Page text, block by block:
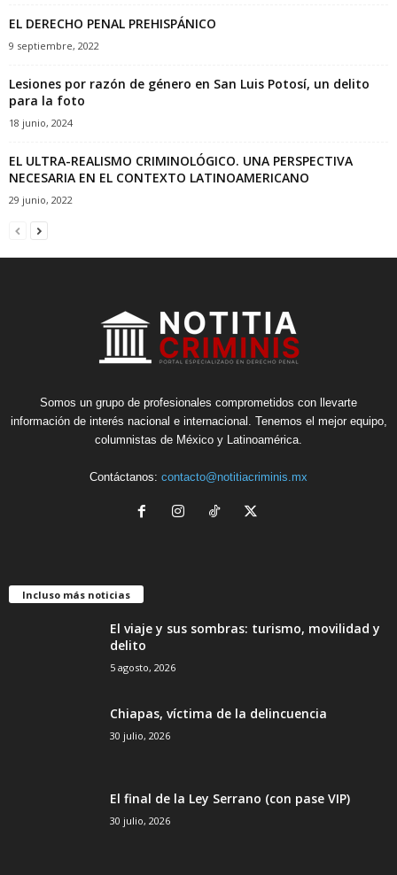
EL DERECHO PENAL PREHISPÁNICO
9 septiembre, 2022
Lesiones por razón de género en San Luis Potosí, un delito
para la foto
18 junio, 2024
EL ULTRA-REALISMO CRIMINOLÓGICO. UNA PERSPECTIVA
NECESARIA EN EL CONTEXTO LATINOAMERICANO
29 junio, 2022
Somos un grupo de profesionales comprometidos con llevarte
información de interés nacional e internacional. Tenemos el mejor equipo,
columnistas de México y Latinoamérica.
Contáctanos: contacto@notitiacriminis.mx
Incluso más noticias
El viaje y sus sombras: turismo, movilidad y
delito
5 agosto, 2026
Chiapas, víctima de la delincuencia
30 julio, 2026
El final de la Ley Serrano (con pase VIP)
30 julio, 2026